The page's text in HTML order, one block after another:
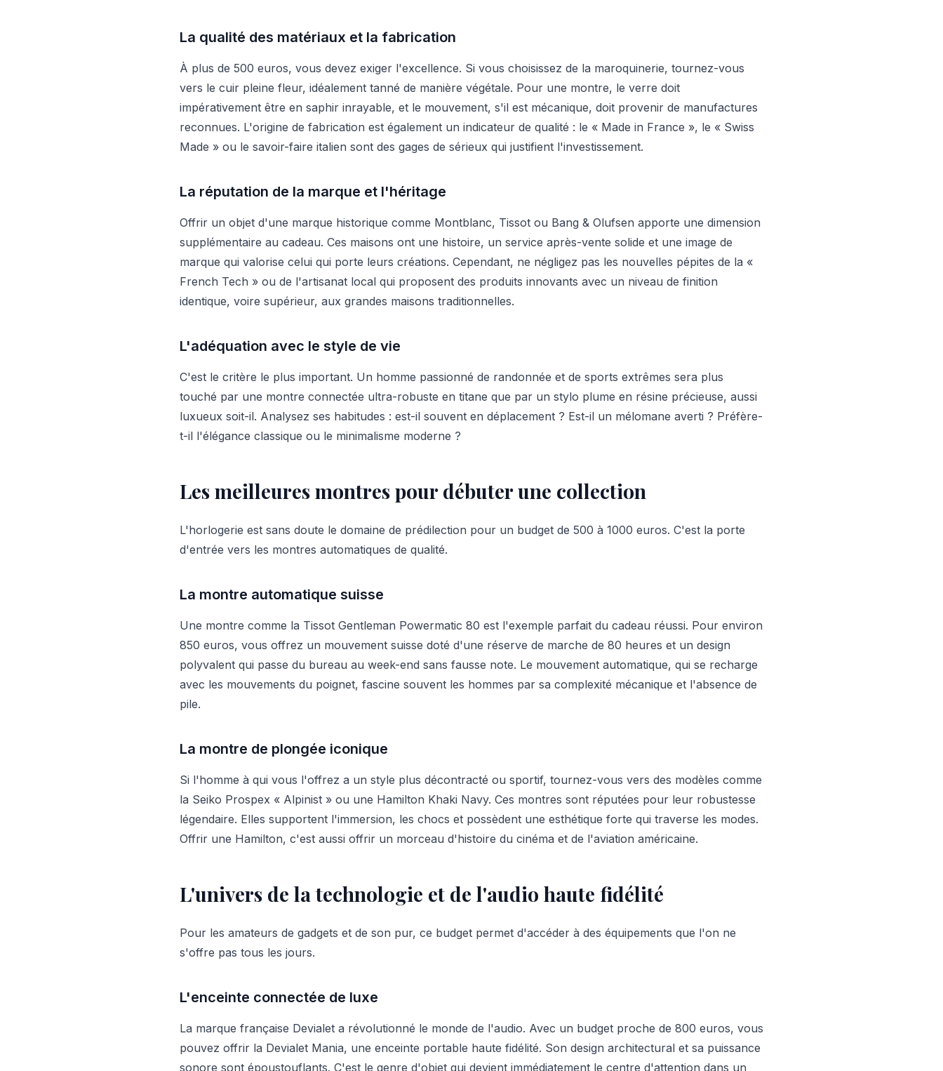
La qualité des matériaux et la fabrication
À plus de 500 euros, vous devez exiger l'excellence. Si vous choisissez de la maroquinerie, tournez-vous
vers le cuir pleine fleur, idéalement tanné de manière végétale. Pour une montre, le verre doit
impérativement être en saphir inrayable, et le mouvement, s'il est mécanique, doit provenir de manufactures
reconnues. L'origine de fabrication est également un indicateur de qualité : le « Made in France », le « Swiss
Made » ou le savoir-faire italien sont des gages de sérieux qui justifient l'investissement.
La réputation de la marque et l'héritage
Offrir un objet d'une marque historique comme Montblanc, Tissot ou Bang & Olufsen apporte une dimension
supplémentaire au cadeau. Ces maisons ont une histoire, un service après-vente solide et une image de
marque qui valorise celui qui porte leurs créations. Cependant, ne négligez pas les nouvelles pépites de la «
French Tech » ou de l'artisanat local qui proposent des produits innovants avec un niveau de finition
identique, voire supérieur, aux grandes maisons traditionnelles.
L'adéquation avec le style de vie
C'est le critère le plus important. Un homme passionné de randonnée et de sports extrêmes sera plus
touché par une montre connectée ultra-robuste en titane que par un stylo plume en résine précieuse, aussi
luxueux soit-il. Analysez ses habitudes : est-il souvent en déplacement ? Est-il un mélomane averti ? Préfère-
t-il l'élégance classique ou le minimalisme moderne ?
Les meilleures montres pour débuter une collection
L'horlogerie est sans doute le domaine de prédilection pour un budget de 500 à 1000 euros. C'est la porte
d'entrée vers les montres automatiques de qualité.
La montre automatique suisse
Une montre comme la Tissot Gentleman Powermatic 80 est l'exemple parfait du cadeau réussi. Pour environ
850 euros, vous offrez un mouvement suisse doté d'une réserve de marche de 80 heures et un design
polyvalent qui passe du bureau au week-end sans fausse note. Le mouvement automatique, qui se recharge
avec les mouvements du poignet, fascine souvent les hommes par sa complexité mécanique et l'absence de
pile.
La montre de plongée iconique
Si l'homme à qui vous l'offrez a un style plus décontracté ou sportif, tournez-vous vers des modèles comme
la Seiko Prospex « Alpinist » ou une Hamilton Khaki Navy. Ces montres sont réputées pour leur robustesse
légendaire. Elles supportent l'immersion, les chocs et possèdent une esthétique forte qui traverse les modes.
Offrir une Hamilton, c'est aussi offrir un morceau d'histoire du cinéma et de l'aviation américaine.
L'univers de la technologie et de l'audio haute fidélité
Pour les amateurs de gadgets et de son pur, ce budget permet d'accéder à des équipements que l'on ne
s'offre pas tous les jours.
L'enceinte connectée de luxe
La marque française Devialet a révolutionné le monde de l'audio. Avec un budget proche de 800 euros, vous
pouvez offrir la Devialet Mania, une enceinte portable haute fidélité. Son design architectural et sa puissance
sonore sont époustouflants. C'est le genre d'objet qui devient immédiatement le centre d'attention dans un